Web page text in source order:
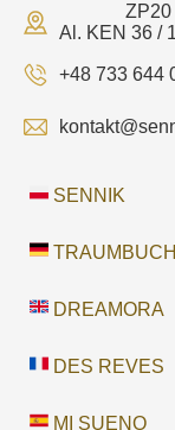
ZP20
Al. KEN 36 /
+48 733 644
SENNIK
TRAUMBUCH
DREAMORA
DES REVES
MI SUENO